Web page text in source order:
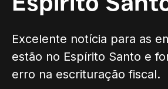
Espírito
Excelente notícia para as
estão no Espírito Santo e
erro na escrituração fiscal.